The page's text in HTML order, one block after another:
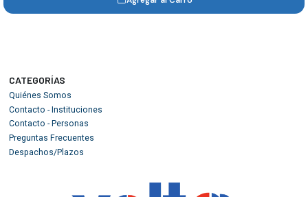
CATEGORÍAS
Quiénes Somos
Contacto - Instituciones
Contacto - Personas
Preguntas Frecuentes
Despachos/Plazos